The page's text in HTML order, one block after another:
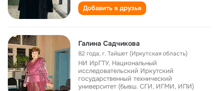
Добавить в друзья
Галина Садчикова
82 года,г. Тайшет (Иркутская область)
НИ ИрГТУ, Национальный
исследовательский Иркутский
государственный технический
университет (бывш. СГИ, ИГМИ, ИПИ)